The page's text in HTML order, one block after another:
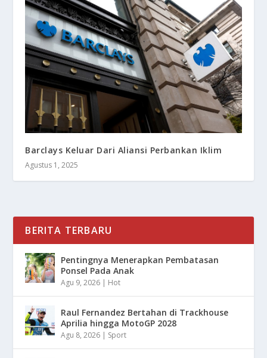
Barclays Keluar Dari Aliansi Perbankan Iklim
Agustus 1, 2025
BERITA TERBARU
Pentingnya Menerapkan Pembatasan
Ponsel Pada Anak
Agu 9, 2026 | Hot
Raul Fernandez Bertahan di Trackhouse
Aprilia hingga MotoGP 2028
Agu 8, 2026 | Sport